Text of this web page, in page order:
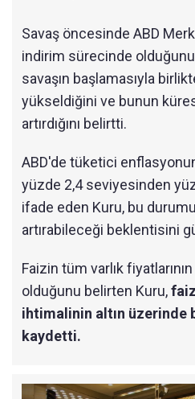
Savaş öncesinde ABD
indirim sürecinde olduğunu
savaşın başlamasıyla
yükseldiğini ve bunun
artırdığını belirtti.
ABD'de tüketici
yüzde 2,4 seviyesinden
ifade eden Kuru, bu
artırabileceği beklentisini
Faizin tüm varlık
olduğunu belirten Kuru,
ihtimalinin altın üzerinde
kaydetti.